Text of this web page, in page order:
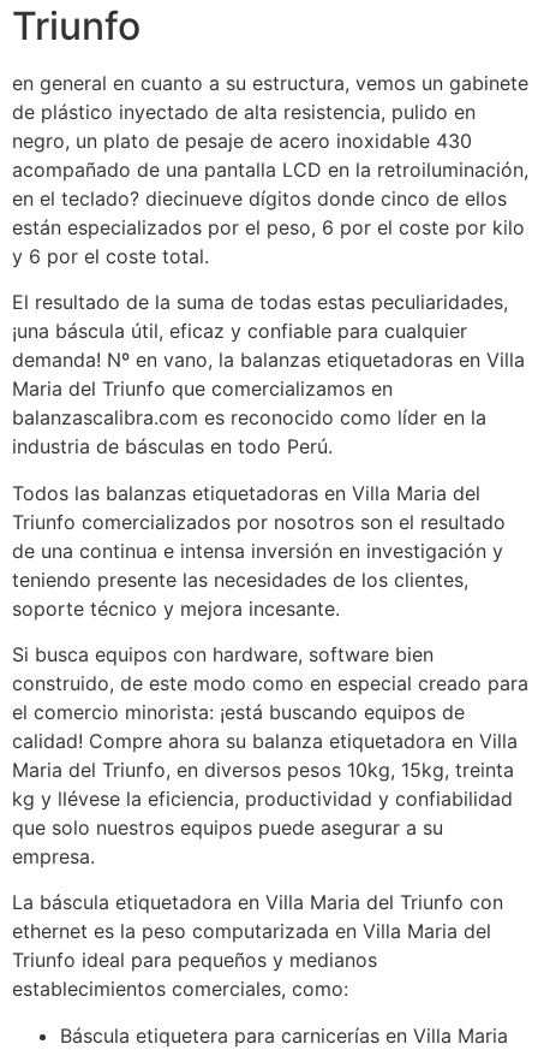
Triunfo
en general en cuanto a su estructura, vemos un gabinete
de plástico inyectado de alta resistencia, pulido en
negro, un plato de pesaje de acero inoxidable 430
acompañado de una pantalla LCD en la retroiluminación,
en el teclado? diecinueve dígitos donde cinco de ellos
están especializados por el peso, 6 por el coste por kilo
y 6 por el coste total.
El resultado de la suma de todas estas peculiaridades,
¡una báscula útil, eficaz y confiable para cualquier
demanda! Nº en vano, la balanzas etiquetadoras en Villa
Maria del Triunfo que comercializamos en
balanzascalibra.com es reconocido como líder en la
industria de básculas en todo Perú.
Todos las balanzas etiquetadoras en Villa Maria del
Triunfo comercializados por nosotros son el resultado
de una continua e intensa inversión en investigación y
teniendo presente las necesidades de los clientes,
soporte técnico y mejora incesante.
Si busca equipos con hardware, software bien
construido, de este modo como en especial creado para
el comercio minorista: ¡está buscando equipos de
calidad! Compre ahora su balanza etiquetadora en Villa
Maria del Triunfo, en diversos pesos 10kg, 15kg, treinta
kg y llévese la eficiencia, productividad y confiabilidad
que solo nuestros equipos puede asegurar a su
empresa.
La báscula etiquetadora en Villa Maria del Triunfo con
ethernet es la peso computarizada en Villa Maria del
Triunfo ideal para pequeños y medianos
establecimientos comerciales, como:
Báscula etiquetera para carnicerías en Villa Maria